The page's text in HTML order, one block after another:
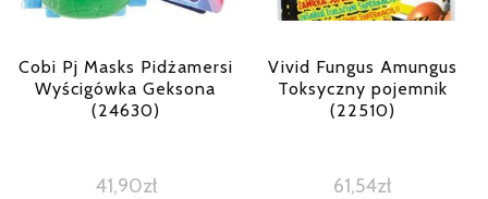
Cobi Pj Masks Pidżamersi
Wyścigówka Geksona
(24630)
41,90zł
Vivid Fungus Amungus
Toksyczny pojemnik
(22510)
61,54zł